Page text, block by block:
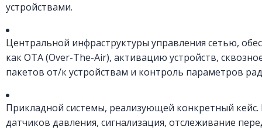
устройствами.
Центральной инфраструктуры управления сетью,
как ОТА (Over-The-Air), активацию устройств,
пакетов от/к устройствам и контроль параметров
Прикладной системы, реализующей конкретный
датчиков давления, сигнализация, отслеживание